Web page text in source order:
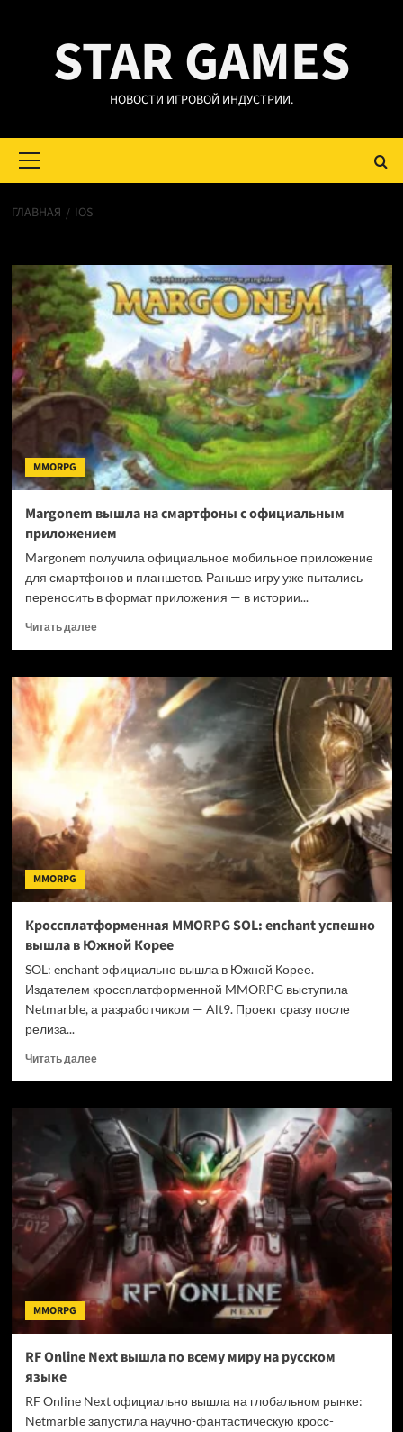
содержимомуSTAR GAMES
НОВОСТИ ИГРОВОЙ ИНДУСТРИИ.
меню
ГЛАВНАЯ IOS
MMORPG
Margonem вышла на смартфоны с официальным
приложением
Margonem получила официальное мобильное приложение
для смартфонов и планшетов. Раньше игру уже пытались
переносить в формат приложения — в истории...
Читать далееПрочитать
Margonem
вышла
на
смартфоны
официальным
приложением
MMORPG
Кроссплатформенная MMORPG SOL: enchant успешно
вышла в Южной Корее
SOL: enchant официально вышла в Южной Корее.
Издателем кроссплатформенной MMORPG выступила
Netmarble, а разработчиком — Alt9. Проект сразу после
релиза...
Читать далееПрочитать
Кроссплатформенная
MMORPG
SOL:
enchant
успешно
вышла
в
Южной
Корее
MMORPG
RF Online Next вышла по всему миру на русском
языке
RF Online Next официально вышла на глобальном рынке:
Netmarble запустила научно-фантастическую кросс-